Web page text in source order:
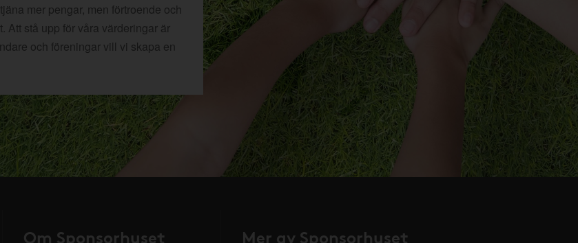
mer pengar, men förtroende och
Att stå upp för våra värderingar är
och föreningar vill vi skapa en
Om Sponsorhuset Mer av Sponsorhuset